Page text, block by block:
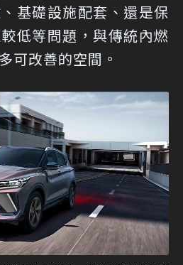
基礎設施配套、還是保
低等問題，與傳統內燃
可改善的空間。